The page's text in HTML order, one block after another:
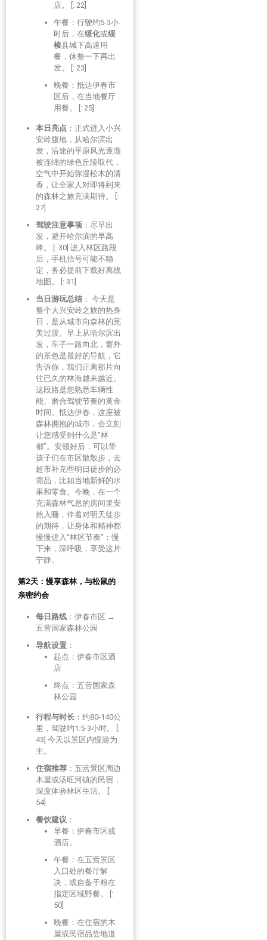
店。 [: 22]
午餐：行驶约5-3小
时后，在绥化或绥
棱县城下高速用
餐，休整一下再出
发。 [: 23]
晚餐：抵达伊春市
区后，在当地餐厅
用餐。 [: 25]
本日亮点 ：正式进入小兴
安岭腹地，从哈尔滨出
发，沿途的平原风光逐渐
被连绵的绿色丘陵取代，
空气中开始弥漫松木的清
香，让全家人对即将到来
的森林之旅充满期待。 [:
27]
驾驶注意事项 ：尽早出
发，避开哈尔滨的早高
峰。 [: 30] 进入林区路段
后，手机信号可能不稳
定，务必提前下载好离线
地图。 [: 31]
当日游玩总结 ： 今天是
整个大兴安岭之旅的热身
日，是从城市向森林的完
美过渡。早上从哈尔滨出
发，车子一路向北，窗外
的景色是最好的导航，它
告诉你，我们正离那片向
往已久的林海越来越近。
这段路是您熟悉车辆性
能、磨合驾驶节奏的黄金
时间。抵达伊春，这座被
森林拥抱的城市，会立刻
让您感受到什么是“林
都”。安顿好后，可以带
孩子们在市区散散步，去
超市补充些明日徒步的必
需品，比如当地新鲜的水
果和零食。今晚，在一个
充满森林气息的房间里安
然入睡，伴着对明天徒步
的期待，让身体和精神都
慢慢进入“林区节奏”：慢
下来，深呼吸，享受这片
宁静。
第2天：慢享森林，与松鼠的
亲密约会
每日路线 ：伊春市区 →
五营国家森林公园
导航设置 ：
起点：伊春市区酒
店
终点：五营国家森
林公园
行程与时长 ：约80-140公
里，驾驶约1.5-3小时。 [:
43] 今天以景区内慢游为
主。
住宿推荐 ：五营景区周边
木屋或汤旺河镇的民宿，
深度体验林区生活。 [:
54]
餐饮建议 ：
早餐：伊春市区或
酒店。
午餐：在五营景区
入口处的餐厅解
决，或自备干粮在
指定区域野餐。 [:
50]
晚餐：在住宿的木
屋或民宿品尝地道